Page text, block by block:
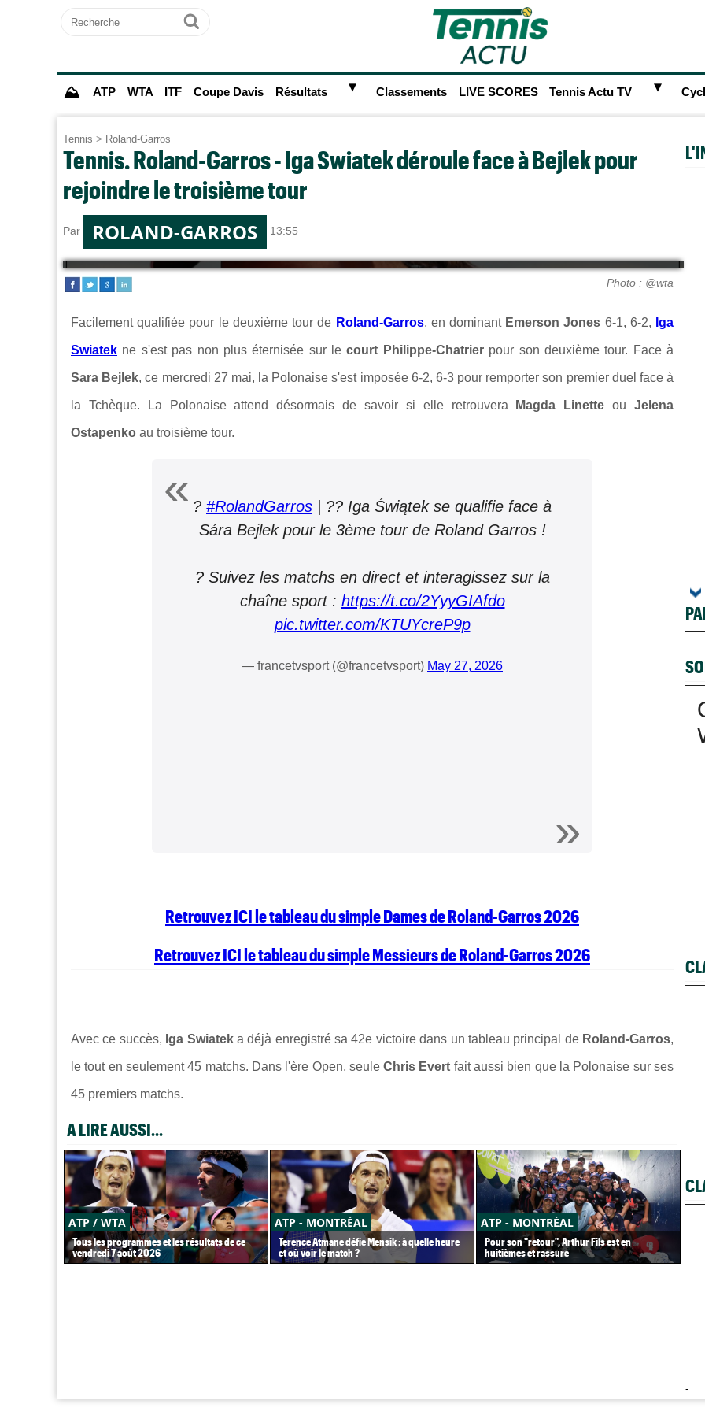
Recherche
Ok
⛰ ATP WTA ITF Coupe Davis Résultats ► Classements LIVE SCORES Tennis Actu TV ►
Tennis > Roland-Garros
Tennis. Roland-Garros - Iga Swiatek déroule face à Bejlek pour
rejoindre le troisième tour
Par Sebastien CLAUDEle 27/05/2026 à 13:55
ROLAND-GARROS
Photo : @wta
Facilement qualifiée pour le deuxième tour de Roland-Garros, en dominant Emerson Jones 6-1, 6-2, Iga
Swiatek ne s'est pas non plus éternisée sur lecourt Philippe-Chatrierpour son deuxième tour. Face à
Sara Bejlek, ce mercredi 27 mai, la Polonaise s'est imposée 6-2, 6-3 pour remporter son premier duel face à
la Tchèque. La Polonaise attend désormais de savoir si elle retrouvera Magda Linette ouJelena
Ostapenko au troisième tour.
? #RolandGarros | ?? Iga Świątek se qualifie face à
Sára Bejlek pour le 3ème tour de Roland Garros !
? Suivez les matchs en direct et interagissez sur la
chaîne sport : https://t.co/2YyyGIAfdo
pic.twitter.com/KTUYcreP9p
— francetvsport (@francetvsport) May 27, 2026
Retrouvez ICI le tableau du simple Dames de Roland-Garros 2026
Retrouvez ICI le tableau du simple Messieurs de Roland-Garros 2026
Avec ce succès, Iga Swiateka déjà enregistré sa 42e victoire dans un tableau principal de Roland-Garros,
le tout en seulement 45 matchs. Dans l'ère Open, seuleChris Evert fait aussi bien que la Polonaise sur ses
45 premiers matchs.
A LIRE AUSSI...
ATP / WTA
Tous les programmes et les résultats de ce
vendredi 7 août 2026
ATP - MONTRÉAL
Terence Atmane défie Mensik : à quelle heure
et où voir le match ?
ATP - MONTRÉAL
Pour son "retour", Arthur Fils est en
huitièmes et rassure
-